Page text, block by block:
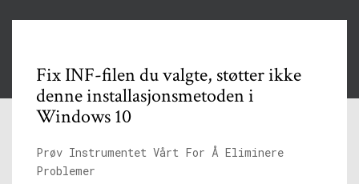
Fix INF-filen du valgte, støtter ikke
denne installasjonsmetoden i
Windows 10
Prøv Instrumentet Vårt For Å Eliminere
Problemer